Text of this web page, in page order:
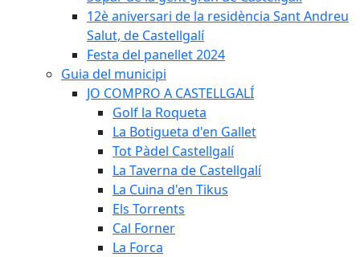
12è aniversari de la residència Sant Andreu
Salut, de Castellgalí
Festa del panellet 2024
Guia del municipi
JO COMPRO A CASTELLGALÍ
Golf la Roqueta
La Botigueta d'en Gallet
Tot Pàdel Castellgalí
La Taverna de Castellgalí
La Cuina d'en Tikus
Els Torrents
Cal Forner
La Forca